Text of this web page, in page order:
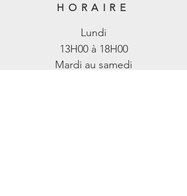
HORAIRE
Lundi
13H00 à 18H00
Mardi au samedi​​